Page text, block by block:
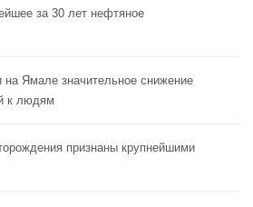
за 30 лет нефтяное
на Ямале значительное снижение
к людям
признаны крупнейшими